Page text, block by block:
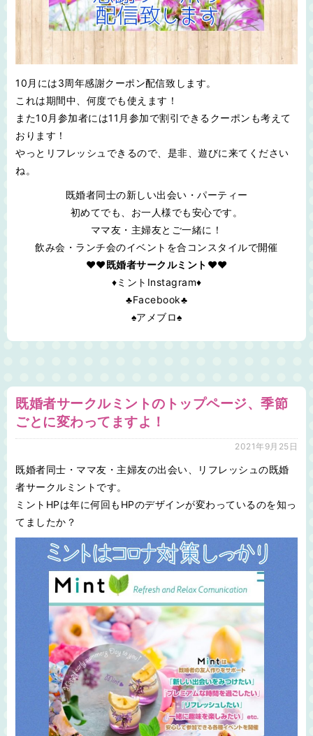
10月には3周年感謝クーポン配信致します。
これは期間中、何度でも使えます！
また10月参加者には11月参加で割引できるクーポンも考えて
おります！
やっとリフレッシュできるので、是非、遊びに来てください
ね。
既婚者同士の新しい出会い・パーティー
初めてでも、お一人様でも安心です。
ママ友・主婦友とご一緒に！
飲み会・ランチ会のイベントを合コンスタイルで開催
♥❤既婚者サークルミント❤♥
♦ミントInstagram♦
♣Facebook♣
♠アメブロ♠
既婚者サークルミントのトップページ、季節
ごとに変わってますよ！
2021年9月25日
既婚者同士・ママ友・主婦友の出会い、リフレッシュの既婚
者サークルミントです。
ミントHPは年に何回もHPのデザインが変わっているのを知っ
てましたか？